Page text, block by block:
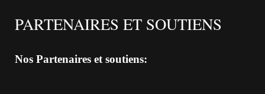
PARTENAIRES ET SOUTIENS
Nos Partenaires et soutiens: